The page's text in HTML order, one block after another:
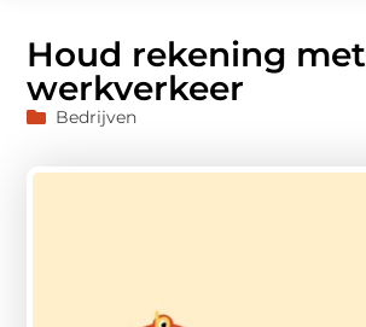
Houd rekening met
werkverkeer
Bedrijven